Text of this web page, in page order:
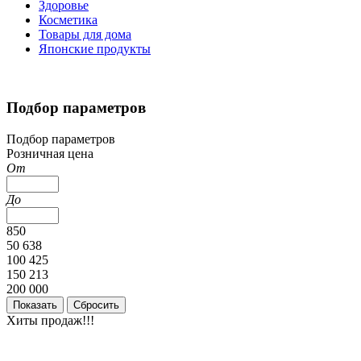
Здоровье
Косметика
Товары для дома
Японские продукты
Подбор параметров
Подбор параметров
Розничная цена
От
До
850
50 638
100 425
150 213
200 000
Хиты продаж!!!